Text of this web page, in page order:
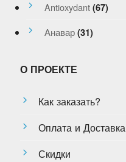
Antioxydant (67)
Анавар (31)
О ПРОЕКТЕ
Как заказать?
Оплата и Доставка
Скидки